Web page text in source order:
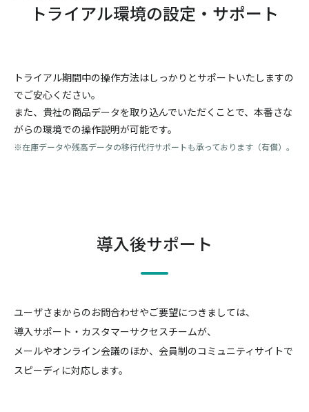
トライアル環境の設定・サポート
トライアル期間中の操作方法はしっかりとサポートいたしますの
でご安心ください。
また、貴社の商品データを取り込んでいただくことで、本番さな
がらの環境での操作説明が可能です。
※在庫データや残高データの移行代行サポートも承っております（有償）。
導入後サポート
ユーザさまからのお問合わせやご要望につきましては、
導入サポート・カスタマーサクセスチームが、
メールやオンライン会議のほか、会員制のコミュニティサイトで
スピーディに対応します。